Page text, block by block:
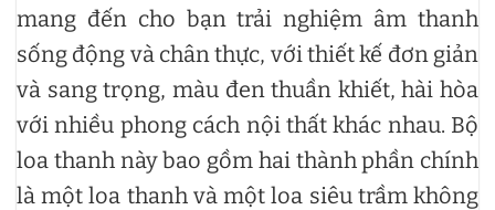
mang đến cho bạn trải nghiệm âm thanh
sống động và chân thực, với thiết kế đơn giản
và sang trọng, màu đen thuần khiết, hài hòa
với nhiều phong cách nội thất khác nhau. Bộ
loa thanh này bao gồm hai thành phần chính
là một loa thanh và một loa siêu trầm không